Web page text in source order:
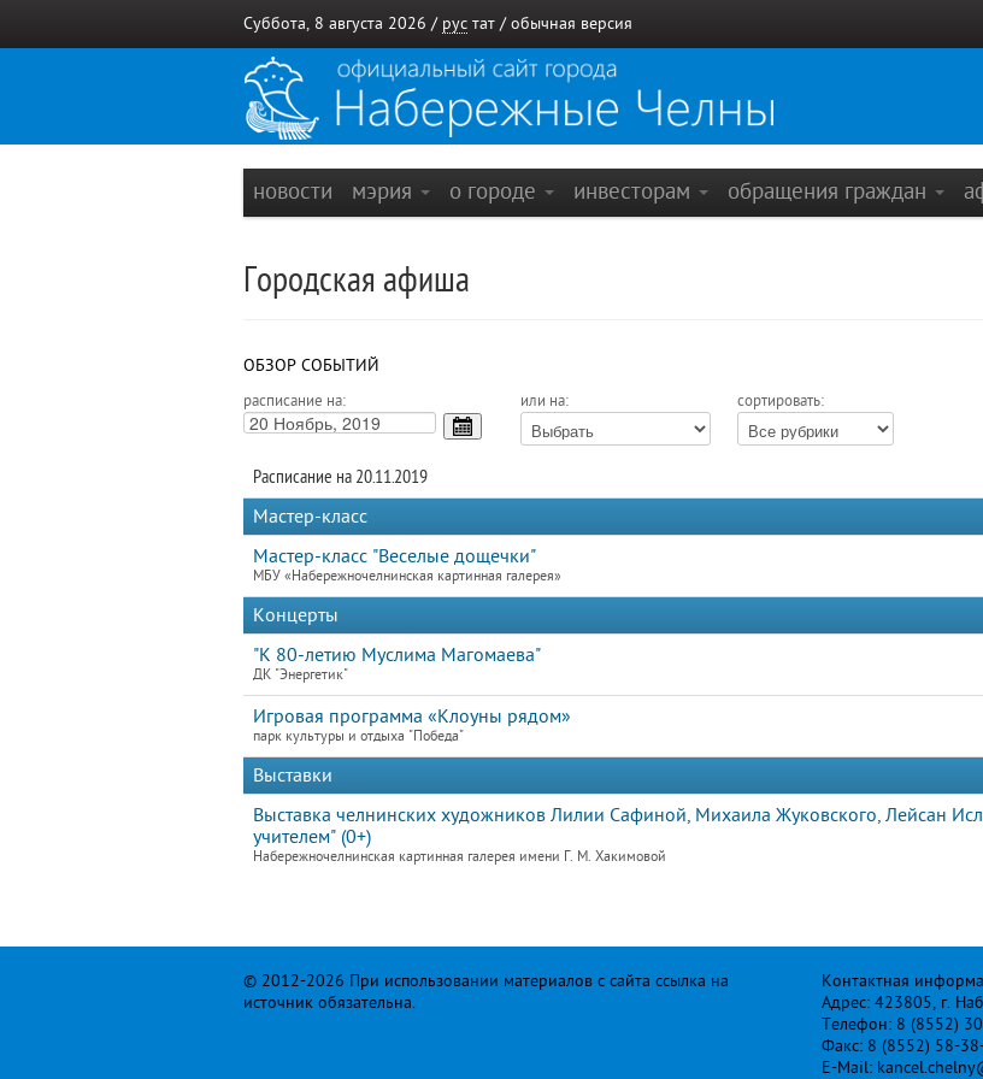
Суббота, 8 августа 2026 / рус тат / обычная версия
новости мэрия о городе инвесторам обращения граждан
Городская афиша
ОБЗОР СОБЫТИЙ
расписание на: или на: сортировать:
Расписание на 20.11.2019
Мастер-класс
Мастер-класс "Веселые дощечки"
МБУ «Набережночелнинская картинная галерея»
Концерты
"К 80-летию Муслима Магомаева"
ДК "Энергетик"
Игровая программа «Клоуны рядом»
парк культуры и отдыха "Победа"
Выставки
Выставка челнинских художников Лилии Сафиной, Михаила Жуковского, Лейсан
учителем" (0+)
Набережночелнинская картинная галерея имени Г. М. Хакимовой
© 2012-2026 При использовании материалов с сайта ссылка на
источник обязательна.
Контактная
Адрес: 423805, г.
Телефон: 8 (8552)
Факс: 8 (8552) 58-
E-Mail: